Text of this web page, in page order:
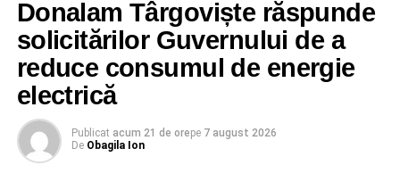
formarea spirituală a Sf. Voievod Neagoe Basarab,
ucenicul său cel mai cunoscut, model peste timp
pentru tineri și pentru cei chemați să conducă
societatea și țara.
Sărbătoarea Sf. Ier. Nifon, care se va desfășura în
zilele de 10 și 11 august 2026, va fi coordonată de
către Înaltpreasfințitul Părinte Mitropolit Nifon,
Donalam Târgoviște răspunde
solicitărilor Guvernului de a
reduce consumul de energie
electrică
Publicat acum 21 de orepe 7 august 2026
De Obagila Ion